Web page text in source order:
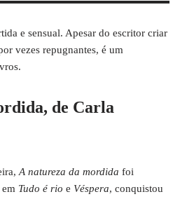
e sensual. Apesar do escritor criar
vezes repugnantes, é um
de Carla
A natureza da mordida foi
Tudo é rio e Véspera, conquistou